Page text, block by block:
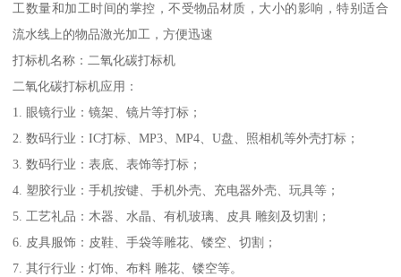
工数量和加工时间的掌控，不受物品材质，大小的影响，特别适合
流水线上的物品激光加工，方便迅速
打标机名称：二氧化碳打标机
二氧化碳打标机应用：
1. 眼镜行业：镜架、镜片等打标；
2. 数码行业：IC打标、MP3、MP4、U盘、照相机等外壳打标；
3. 数码行业：表底、表饰等打标；
4. 塑胶行业：手机按键、手机外壳、充电器外壳、玩具等；
5. 工艺礼品：木器、水晶、有机玻璃、皮具 雕刻及切割；
6. 皮具服饰：皮鞋、手袋等雕花、镂空、切割；
7. 其行行业：灯饰、布料 雕花、镂空等。